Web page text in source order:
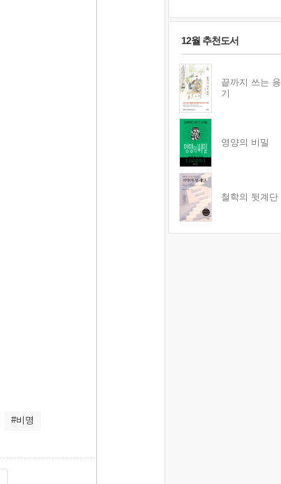
#비명
12월 추천도서
끝까지 쓰는 용
기
영양의 비밀
철학의 뒷계단